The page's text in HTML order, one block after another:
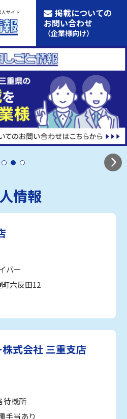
掲載についての
お問い合わせ
（企業様向け）
情報
バー
六反田12
式会社 三重支店
待機所
手当あり